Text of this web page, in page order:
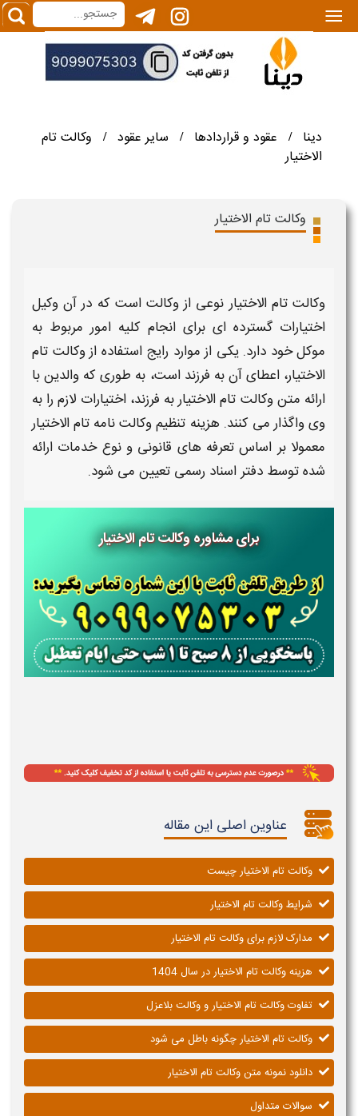
|||
دینا / عقود و قراردادها / سایر عقود /
وکالت تام
الاختیار
وکالت تام الاختیار
وکالت تام الاختیارنوعی ازوکالتاست که در آن وکیل
اختیارات گسترده ای برای انجام کلیه امور مربوط به
موکل خود دارد. یکی از موارد رایج استفاده از وکالت تام
الاختیار، اعطای آن به فرزنداست، به طوری که والدین با
ارائه متن وکالت تام الاختیار به فرزند، اختیارات لازم را به
وی واگذار می کنند. هزینه تنظیموکالت نامه تام الاختیار
معمولا بر اساس تعرفه های قانونی و نوع خدمات ارائه
شده توسط دفتر اسناد رسمی تعیین می شود.
برای مشاوره وکالت تام الاختیار
عناوین اصلی این مقاله
وکالت تام الاختیار چیست
شرایط وکالت تام الاختیار
مدارک لازم برای وکالت تام الاختیار
هزینه وکالت تام الاختیار در سال 1404
تفاوت وکالت تام الاختیار و وکالت بلاعزل
وکالت تام الاختیار چگونه باطل می شود
دانلود نمونه متن وکالت تام الاختیار
سوالات متداول